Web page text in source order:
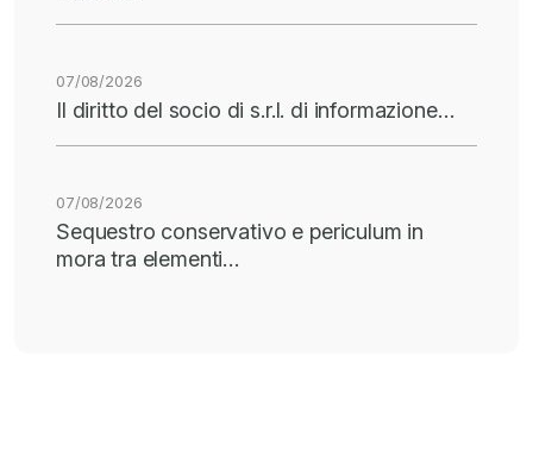
07/08/2026
Il diritto del socio di s.r.l. di informazione…
07/08/2026
Sequestro conservativo e periculum in
mora tra elementi…